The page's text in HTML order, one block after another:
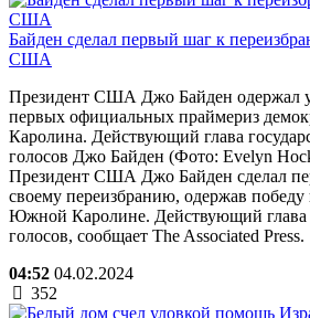
Байден сделал первый шаг к
США
Президент США Джо Байден одержал
первых официальных праймериз
Каролина. Действующий глава
голосов Джо Байден (Фото: Evelyn
Президент США Джо Байден сделал
своему переизбранию, одержав победу
Южной Каролине. Действующий глава
голосов, сообщает The Associated Press.
04:52 04.02.2024
352